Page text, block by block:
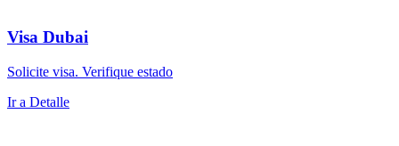
Visa Dubai
Solicite visa. Verifique estado
Ir a Detalle